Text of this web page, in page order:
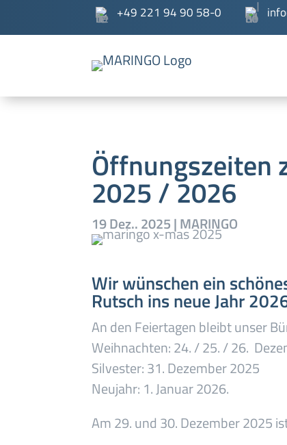
+49 221 94 90 58-0
Öffnungszeiten
2025 / 2026
19 Dez.. 2025|MARINGO
Wir wünschen ein
Rutsch ins neue Jahr
An den Feiertagen bleibt unser
Weihnachten: 24. / 25. / 26.
Silvester: 31. Dezember 2025
Neujahr: 1. Januar 2026.
Am 29. und 30. Dezember 2025